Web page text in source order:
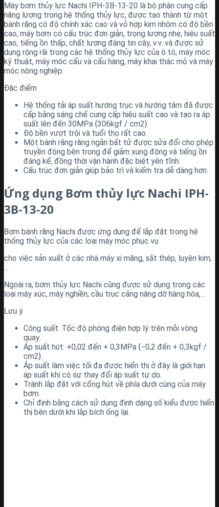
Máy bơm thủy lực Nachi IPH-3B-13-20 là bộ phận cung cấp
năng lượng trong hệ thống thủy lực, được tạo thành từ một
bánh răng có độ chính xác cao và vỏ hợp kim nhôm có độ bền
cao, máy bơm có cấu trúc đơn giản, trọng lượng nhẹ, hiệu suất
cao, tiếng ồn thấp, chất lượng đáng tin cậy, v.v. và được sử
dụng rộng rãi trong các hệ thống thủy lực của ô tô, máy móc
kỹ thuật, máy móc cẩu và cẩu hàng, máy khai thác mỏ và máy
móc nông nghiệp.
Đặc điểm
Hệ thống tải áp suất hướng trục và hướng tâm đã được
cấp bằng sáng chế cung cấp hiệu suất cao và tạo ra áp
suất lên đến 30MPa {306kgf / cm2}.
Độ bền vượt trội và tuổi thọ rất cao.
Một bánh răng răng ngắn bất tử được sửa đổi cho phép
truyền động bên trong để giảm xung động và tiếng ồn
đáng kể, đồng thời vận hành đặc biệt yên tĩnh.
Cấu trúc đơn giản giúp bảo trì và kiểm tra dễ dàng hơn.
Ứng dụng Bơm thủy lực Nachi IPH-
3B-13-20
Bơm bánh răng Nachi được ứng dụng để lắp đặt trong hệ
thống thủy lực của các loại máy móc phục vụ
cho việc sản xuất ở các nhà máy xi măng, sắt thép, luyện kim,
…
Ngoài ra, bơm thủy lực Nachi cũng được sử dụng trong các
loại máy xúc, máy nghiền, cầu trục cảng nâng dỡ hàng hóa,…
Lưu ý
Công suất: Tốc độ phóng điện hợp lý trên mỗi vòng
quay.
Áp suất hút: +0,02 đến + 0,3MPa {−0,2 đến + 0,3kgf /
cm2}.
Áp suất làm việc tối đa được hiển thị ở đây là giới hạn
áp suất khi có sự thay đổi áp suất tự do.
Tránh lắp đặt với cổng hút về phía dưới cùng của máy
bơm.
Chỉ định bằng cách sử dụng định dạng số kiểu được hiển
thị bên dưới khi lắp bích ống lại.